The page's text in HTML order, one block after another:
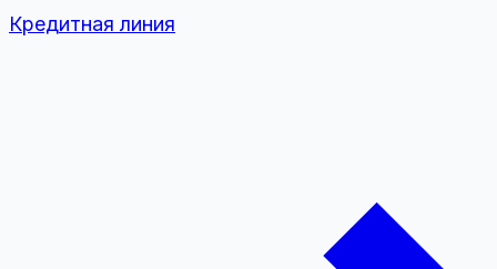
Кредитная линия